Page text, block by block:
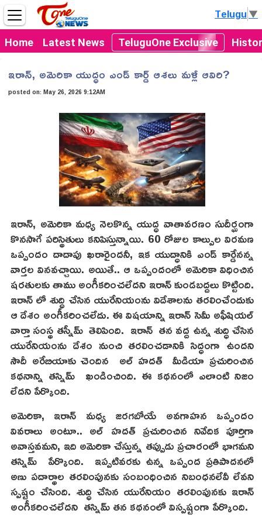
Home Latest News TeluguOne Exclusive
Telugu▼
ఇరాన్, అమెరికా యుద్ధం ఎండ్ కార్డ్ ఆశలు మళ్లీ ఆవిరి?
posted on:May 26, 2026 9:12AM
ఇరాన్, అమెరికా మధ్య నెలకొన్న యుద్ధ వాతావరణం సుదీర్ఘంగా
కొనసాగే పరిస్థితులు కనిపిస్తున్నాయి. 60 రోజుల కాల్పుల విరమణ
ఒప్పందం దాదాపు ఖరారైందనీ, ఇక యుద్ధానికి ఎండ్ కార్డేనన్న
వార్తల వినవచ్చాయి. అయితే.. ఆ ఒప్పందంలో అమెరికా విధించిన
షరతులకు తాము అంగీకరించలేదని ఇరాన్ కుండబద్దలు కొట్టింది.
ఇరాన్ లో శుద్ధి చేసిన యురేనియంను విదేశాలను తరలించేందుకు
ఆ దేశం అంగీకరించలేదు. ఈ విషయాన్ని ఇరాన్ సెమీ అఫీషియల్
వార్తా సంస్థ తస్నీమ్ తెలిపింది. ఇరాన్ తన వద్ద ఉన్న శుద్ధి చేసిన
యురేనియంను దేశం నుంచి తరలించడానికి సిద్ధంగా ఉందని
సౌదీ అరేబియాకు చెందిన అల్ హదత్ మీడియా ప్రచురించిన
కథనాన్ని తస్నిమ్ ఖండించింది. ఈ కథనంలో ఎలాంటి నిజం
లేదని పేర్కొంది.
అమెరికా, ఇరాన్ మధ్య జరగబోయే అవగాహన ఒప్పందం
వివరాలు అంటూ.. అల్ హదత్ ప్రచురించిన నివేదిక పూర్తిగా
అవాస్తవమని, ఇది అమెరికా చేస్తున్న తప్పుడు ప్రచారంలో భాగమని
తస్నిమ్ పేర్కొంది. ఇప్పటివరకు ఉన్న ఒప్పంద ప్రతిపాదనలో
అణు పదార్థాల తరలింపునకు సంబంధించిన నిబంధనలేవీ లేవని
స్పష్టం చేసింది. శుద్ధి చేసిన యురేనియం తరలింపునకు ఇరాన్
అంగీకరించలేదని తస్నిమ్ తన కథనంలో విస్పష్టంగా పేర్కొంది.